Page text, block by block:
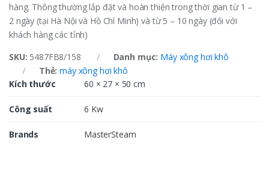
hàng. Thông thường lắp đặt và hoàn thiện trong thời gian từ 1 –
2 ngày (tại Hà Nội và Hồ Chí Minh) và từ 5 – 10 ngày (đối với
khách hàng các tỉnh)
SKU: 5487FB8/158 Danh mục: Máy xông hơi khô
Thẻ:máy xông hơi khô
Kích thước
60 × 27 × 50 cm
Công suất 6 Kw
Brands MasterSteam